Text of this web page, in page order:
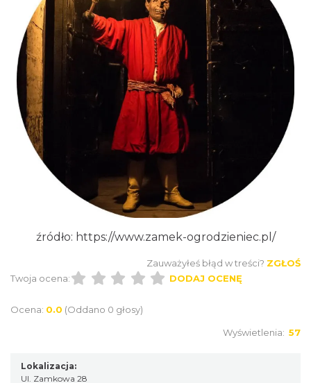
Podzamcze
2026-09-11
0.00 km
Podzamcze
źródło: https://www.zamek-ogrodzieniec.pl/
Zauważyłeś błąd w treści? ZGŁOŚ
Twoja ocena:
DODAJ OCENĘ
Ocena: 0.0 (Oddano 0 głosy)
Wyświetlenia: 57
Lokalizacja:
Ul. Zamkowa 28